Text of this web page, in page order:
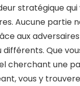
stratégique
Aucune partie
aux
différents. Que
cherchant une
vous y